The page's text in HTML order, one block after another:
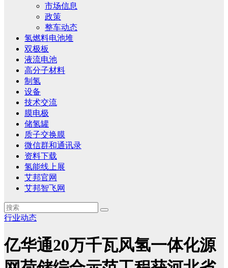
市场信息
政策
整车动态
氢燃料电池堆
双极板
液流电池
高分子材料
制氢
设备
技术交流
膜电极
储氢罐
质子交换膜
微信群和通讯录
资料下载
氢能线上展
艾邦官网
艾邦智飞网
行业动态
亿华通20万千瓦风氢一体化源